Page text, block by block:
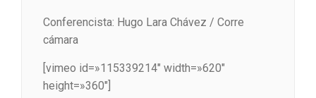
Conferencista: Hugo Lara Chávez / Corre
cámara
[vimeo id=»115339214″ width=»620″
height=»360″]